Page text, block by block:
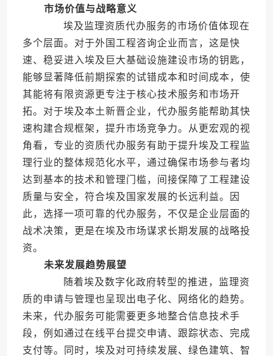
市场价值与战略意义
埃及监理资质代办服务的市场价值体现在
多个层面。对于外国工程咨询企业而言，这是快
速、稳妥进入埃及巨大基础设施建设市场的钥匙，
能够显著降低前期探索的试错成本和时间成本，使
其能将有限资源更专注于核心技术服务和市场开
拓。对于埃及本土新晋企业，代办服务能帮助其快
速构建合规框架，提升市场竞争力。从更宏观的视
角看，专业的资质代办服务有助于提升埃及工程监
理行业的整体规范化水平，通过确保市场参与者均
达到基本的技术和管理门槛，间接保障了工程建设
质量与安全，符合埃及国家发展的长远利益。因
此，选择一项可靠的代办服务，不仅是企业层面的
战术决策，更是在埃及市场谋求长期发展的战略投
资。
未来发展趋势展望
随着埃及数字化政府转型的推进，监理资
质的申请与管理也呈现出电子化、网络化的趋势。
未来，代办服务可能需要更多地整合信息技术手
段，例如通过在线平台提交申请、跟踪状态、完成
支付等。同时，埃及对可持续发展、绿色建筑、智